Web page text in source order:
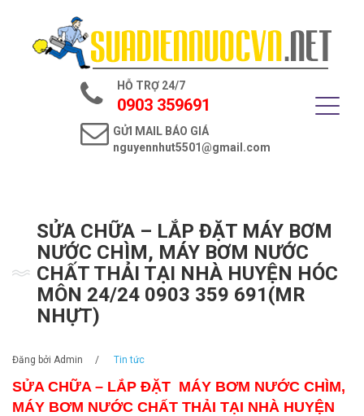
Trang chủ
Dịch vụ điện nước
HỖ TRỢ 24/7
0903 359691
GỬI MAIL BÁO GIÁ
nguyennhut5501@gmail.com
SỬA CHỮA – LẮP ĐẶT MÁY BƠM
NƯỚC CHÌM, MÁY BƠM NƯỚC
CHẤT THẢI TẠI NHÀ HUYỆN HÓC
MÔN 24/24 0903 359 691(MR
NHỰT)
Đăng bởi Admin / Tin tức
SỬA CHỮA – LẮP ĐẶT MÁY BƠM NƯỚC CHÌM,
MÁY BƠM NƯỚC CHẤT THẢI TẠI NHÀ HUYỆN